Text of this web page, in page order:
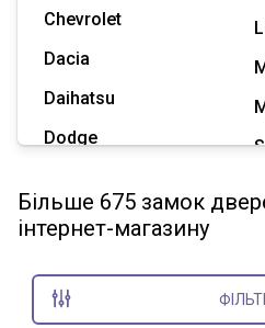
Chevrolet
Dacia
Daihatsu
Dodge
Great Wall
Hummer
Більше 675 замок
інтернет-магазину